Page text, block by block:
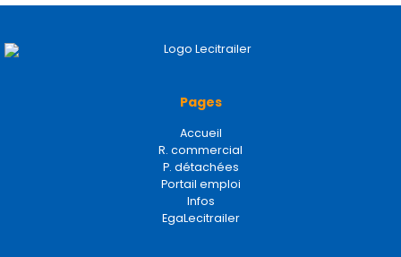
Pages
Accueil
R. commercial
P. détachées
Portail emploi
Infos
EgaLecitrailer